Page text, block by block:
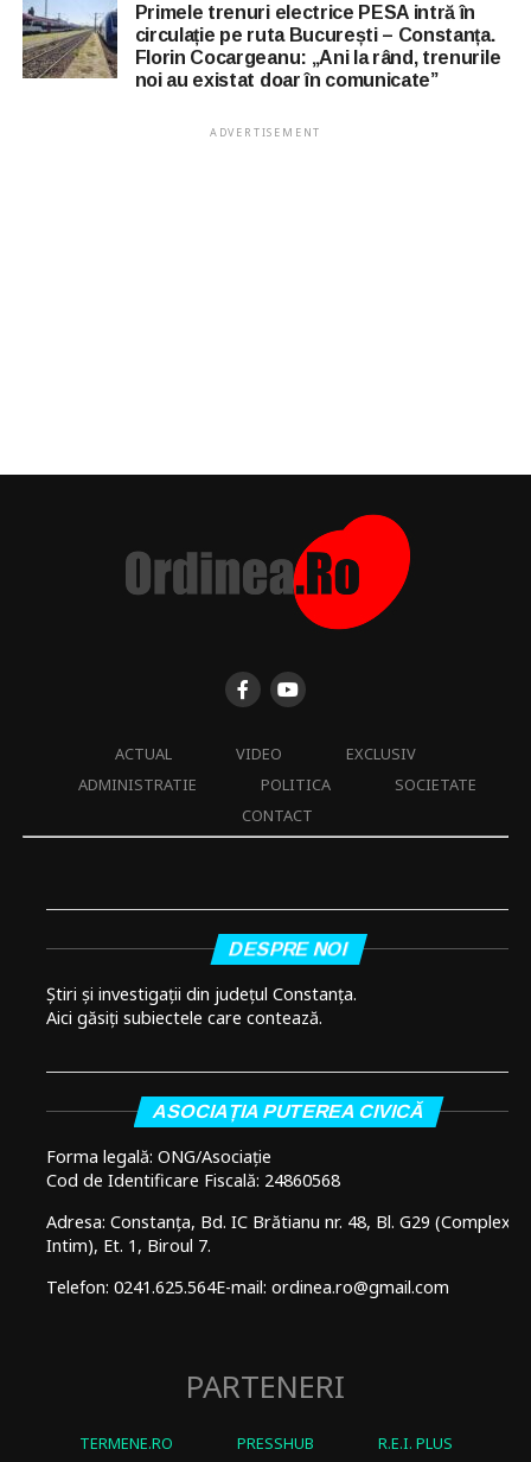
Primele trenuri electrice PESA intră în
circulație pe ruta București – Constanța.
Florin Cocargeanu: „Ani la rând, trenurile
noi au existat doar în comunicate”
ADVERTISEMENT
ACTUAL VIDEO
EXCLUSIV
ADMINISTRATIE
POLITICA
SOCIETATE
CONTACT
DESPRE NOI
Știri și investigații din județul Constanța.
Aici găsiți subiectele care contează.
ASOCIAȚIA PUTEREA CIVICĂ
Forma legală: ONG/Asociație
Cod de Identificare Fiscală: 24860568
Adresa: Constanța, Bd. IC Brătianu nr. 48, Bl. G29 (Complex
Intim), Et. 1, Biroul 7.
Telefon: 0241.625.564E-mail: ordinea.ro@gmail.com
PARTENERI
TERMENE.RO PRESSHUB R.E.I. PLUS